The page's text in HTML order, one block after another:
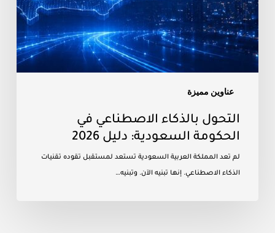
عناوين مميزة
التحول بالذكاء الاصطناعي في
الحكومة السعودية: دليل 2026
لم تعد المملكة العربية السعودية تستعد لمستقبل تقوده تقنيات
الذكاء الاصطناعي. إنها تبنيه الآن. وتبنيه…